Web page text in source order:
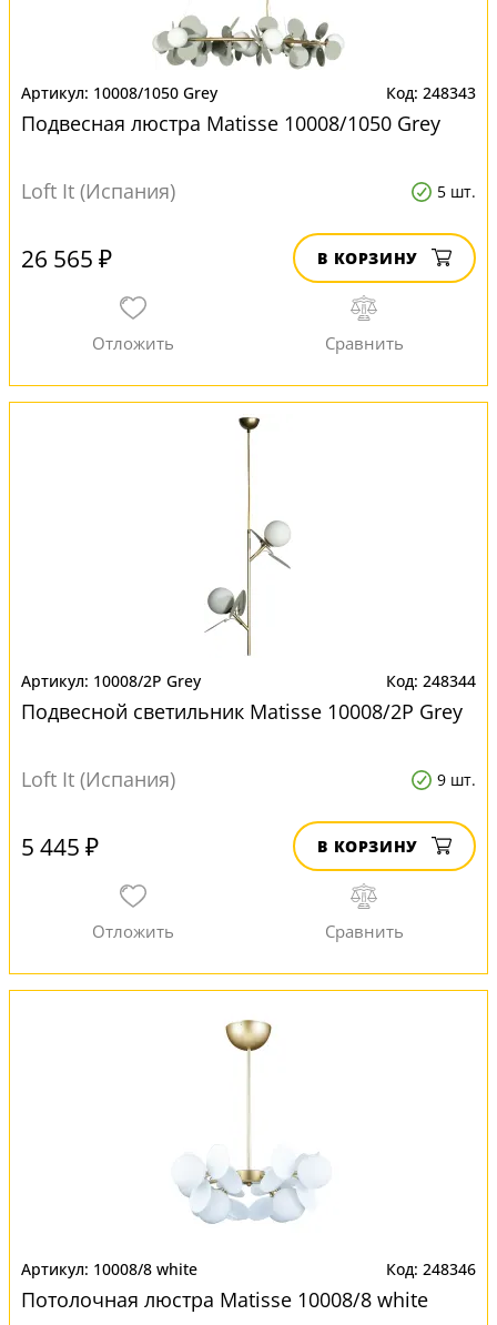
10008/1050 Grey 248343
Подвесная люстра Matisse 10008/1050 Grey
Loft It (Испания) 5 шт.
26 565 ₽ В КОРЗИНУ
10008/2P Grey 248344
Подвесной светильник Matisse 10008/2P Grey
Loft It (Испания) 9 шт.
5 445 ₽ В КОРЗИНУ
10008/8 white 248346
Потолочная люстра Matisse 10008/8 white